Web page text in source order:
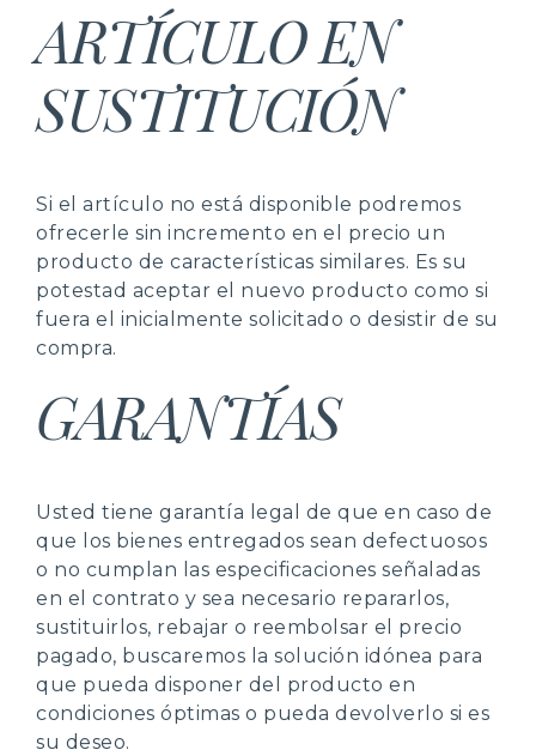
ARTÍCULO EN
SUSTITUCIÓN
Si el artículo no está disponible podremos
ofrecerle sin incremento en el precio un
producto de características similares. Es su
potestad aceptar el nuevo producto como si
fuera el inicialmente solicitado o desistir de su
compra.
GARANTÍAS
Usted tiene garantía legal de que en caso de
que los bienes entregados sean defectuosos
o no cumplan las especificaciones señaladas
en el contrato y sea necesario repararlos,
sustituirlos, rebajar o reembolsar el precio
pagado, buscaremos la solución idónea para
que pueda disponer del producto en
condiciones óptimas o pueda devolverlo si es
su deseo.